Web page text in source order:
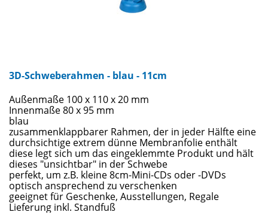
3D-Schweberahmen - blau - 11cm
Außenmaße 100 x 110 x 20 mm
Innenmaße 80 x 95 mm
blau
zusammenklappbarer Rahmen, der in jeder Hälfte eine
durchsichtige extrem dünne Membranfolie enthält
diese legt sich um das eingeklemmte Produkt und hält
dieses "unsichtbar" in der Schwebe
perfekt, um z.B. kleine 8cm-Mini-CDs oder -DVDs
optisch ansprechend zu verschenken
geeignet für Geschenke, Ausstellungen, Regale
Lieferung inkl. Standfuß